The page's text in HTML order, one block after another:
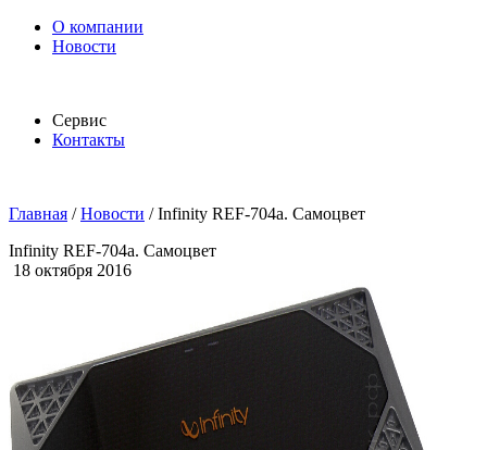
О компании
Новости
Сервис
Контакты
Главная /Новости /Infinity REF-704a. Самоцвет
Infinity REF-704a. Самоцвет
18 октября 2016